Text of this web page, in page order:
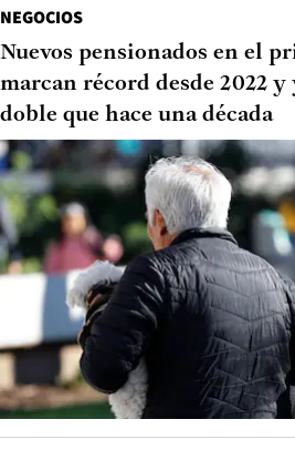
NEGOCIOS
Nuevos pensionados en el
marcan récord desde 2022 y
doble que hace una década